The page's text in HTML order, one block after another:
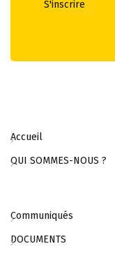
Accueil
QUI SOMMES-NOUS ?
Communiqués
DOCUMENTS